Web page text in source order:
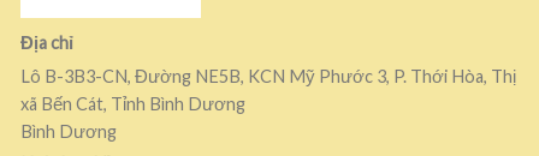
Địa chỉ
Lô B-3B3-CN, Đường NE5B, KCN Mỹ Phước 3, P. Thới Hòa, Thị
xã Bến Cát, Tỉnh Bình Dương
Bình Dương